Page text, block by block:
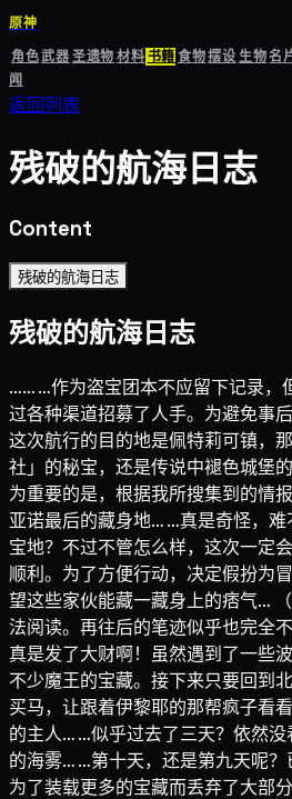
原神
角色武器圣遗物材料书籍食物摆设生物名
闻
返回列表
残破的航海日志
Content
残破的航海日志
残破的航海日志
…… …作为盗宝团本不应留下记录，
过各种渠道招募了人手。为避免事
这次航行的目的地是佩特莉可镇，
社」的秘宝，还是传说中褪色城堡
为重要的是，根据我所搜集到的情
亚诺最后的藏身地… …真是奇怪，
宝地？不过不管怎么样，这次一定
顺利。为了方便行动，决定假扮为
望这些家伙能藏一藏身上的痞气…
法阅读。再往后的笔迹似乎也完全
真是发了大财啊！虽然遇到了一些
不少魔王的宝藏。接下来只要回到
买马，让跟着伊黎耶的那帮疯子看
的主人… …似乎过去了三天？依然
的海雾… …第十天，还是第九天呢
为了装载更多的宝藏而丢弃了大部